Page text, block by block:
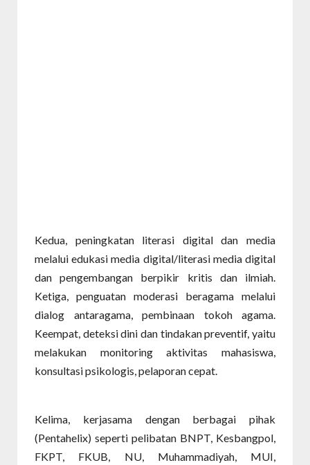
Kedua, peningkatan literasi digital dan media
melalui edukasi media digital/literasi media digital
dan pengembangan berpikir kritis dan ilmiah.
Ketiga, penguatan moderasi beragama melalui
dialog antaragama, pembinaan tokoh agama.
Keempat, deteksi dini dan tindakan preventif, yaitu
melakukan monitoring aktivitas mahasiswa,
konsultasi psikologis, pelaporan cepat.
Kelima, kerjasama dengan berbagai pihak
(Pentahelix) seperti pelibatan BNPT, Kesbangpol,
FKPT, FKUB, NU, Muhammadiyah, MUI,